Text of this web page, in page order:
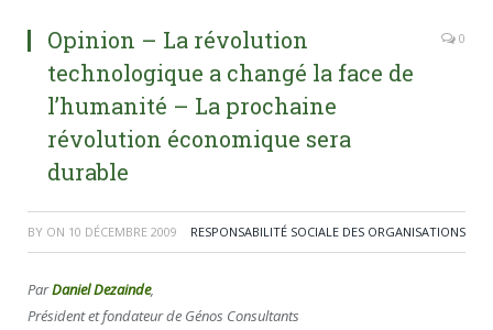
Opinion – La révolution
technologique a changé la face de
l’humanité – La prochaine
révolution économique sera
durable
0
BY ON 10 DÉCEMBRE 2009 RESPONSABILITÉ SOCIALE DES ORGANISATIONS
ParDaniel Dezainde,
Président et fondateur de Génos Consultants